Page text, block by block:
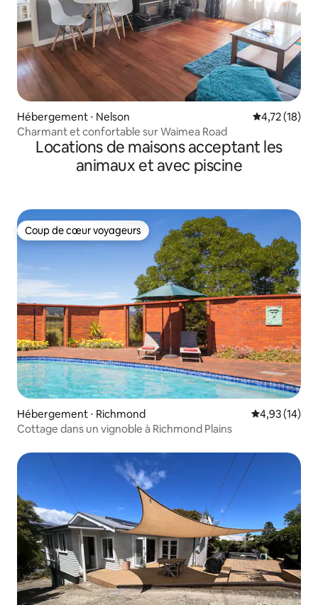
Hébergement ⋅ Nelson Évaluation
4,72 (18)
Charmant et confortable sur Waimea Road
Locations de maisons acceptant les
animaux et avec piscine
Coup de cœur voyageurs
Coup de cœur voyageurs
Hébergement ⋅ Richmond Évaluation
4,93 (14)
Cottage dans un vignoble à Richmond Plains